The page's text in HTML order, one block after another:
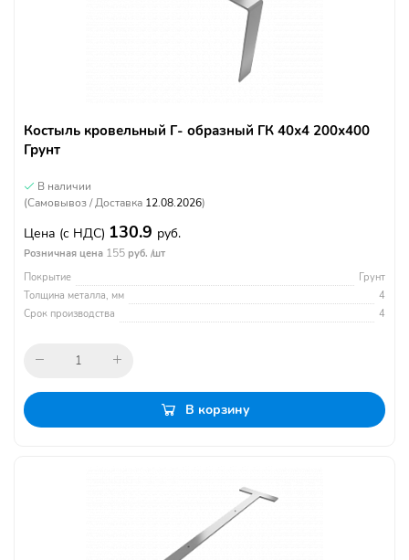
Костыль кровельный Г- образный ГК 40х4 200х400
Грунт
В наличии
(Самовывоз / Доставка 12.08.2026)
Цена (с НДС) 130.9 руб.
Розничная цена 155 руб. /шт
Покрытие
Грунт
Толщина металла, мм
4
Срок производства
4
В корзину